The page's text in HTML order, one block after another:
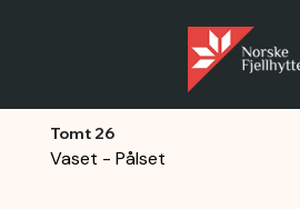
Tomt 26
Vaset - Pålset